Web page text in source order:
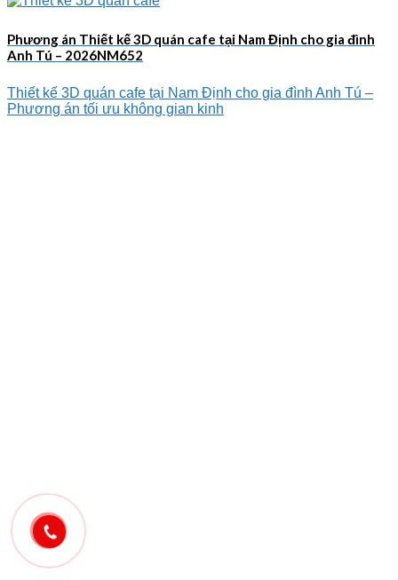
Phương án Thiết kế 3D quán cafe tại Nam Định cho gia đình
Anh Tú – 2026NM652
Thiết kế 3D quán cafe tại Nam Định cho gia đình Anh Tú –
Phương án tối ưu không gian kinh